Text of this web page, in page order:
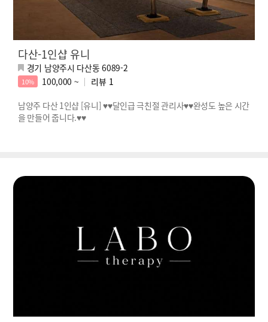
다산-1인샵 유니
경기 남양주시 다산동 6089-2
10% 100,000 ~ 리뷰 1
남양주 다산 1인샵 [유니] ♥♥달인급 극친절 관리사♥♥완성도 높은 시간
을 만들어 줍니다.♥♥